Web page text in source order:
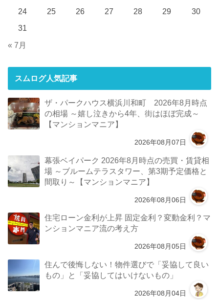
24
25 26 27 28 29
30
31
« 7月
スムログ人気記事
ザ・パークハウス横浜川和町 2026年8月時点
の相場 ～嬉し泣きから4年、街はほぼ完成～
【マンションマニア】
2026年08月07日
幕張ベイパーク 2026年8月時点の売買・賃貸相
場 ～ブルームテラスタワー、第3期予定価格と
間取り～【マンションマニア】
2026年08月06日
住宅ローン金利が上昇 固定金利？変動金利？マ
ンションマニア流の考え方
2026年08月05日
住んで後悔しない！物件選びで「妥協して良い
もの」と「妥協してはいけないもの」
2026年08月04日